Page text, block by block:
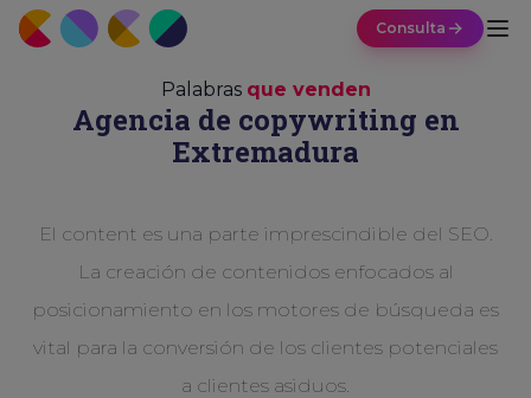
Consulta
Palabras que venden
Agencia de copywriting en
Extremadura
El content es una parte imprescindible del SEO.
La creación de contenidos enfocados al
posicionamiento en los motores de búsqueda es
vital para la conversión de los clientes potenciales
a clientes asiduos.